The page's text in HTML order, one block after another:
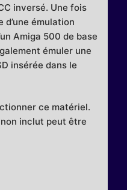
inversé. Une fois
émulation
Amiga 500 de base
émuler une
insérée dans le
ce matériel.
inclut peut être